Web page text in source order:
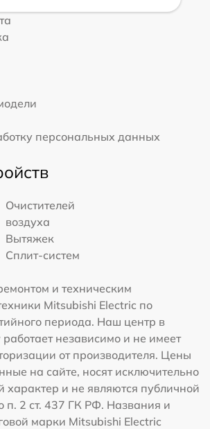
персональных данных
Очистителей
воздуха
Вытяжек
Сплит-систем
и техническим
Mitsubishi Electric по
периода. Наш центр в
независимо и не имеет
от производителя. Цены
на сайте, носят исключительно
характер и не являются публичной
п. 2 ст. 437 ГК РФ. Названия и
марки Mitsubishi Electric